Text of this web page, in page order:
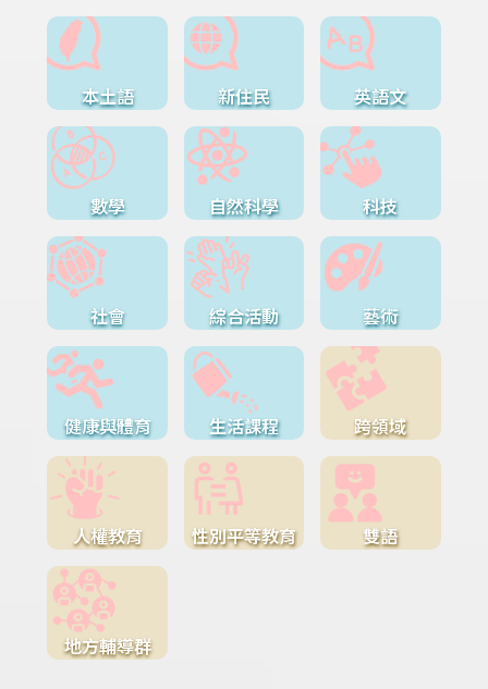
本土語 新住民 英語文
數學 自然科學 科技
社會 綜合活動 藝術
健康與體育 生活課程 跨領域
人權教育 性別平等教育 雙語
地方輔導群